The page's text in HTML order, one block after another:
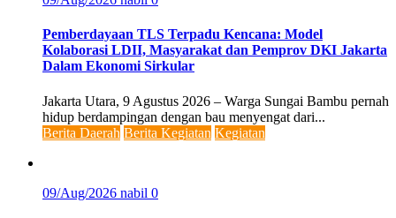
Pemberdayaan TLS Terpadu Kencana: Model
Kolaborasi LDII, Masyarakat dan Pemprov DKI Jakarta
Dalam Ekonomi Sirkular
Jakarta Utara, 9 Agustus 2026 – Warga Sungai Bambu pernah
hidup berdampingan dengan bau menyengat dari...
Berita Daerah Berita Kegiatan Kegiatan
09/Aug/2026 nabil 0